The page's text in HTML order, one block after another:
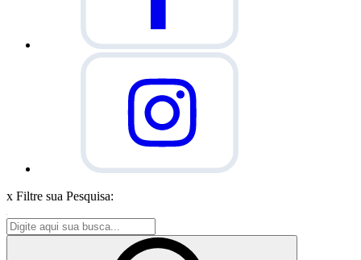
x Filtre sua Pesquisa: